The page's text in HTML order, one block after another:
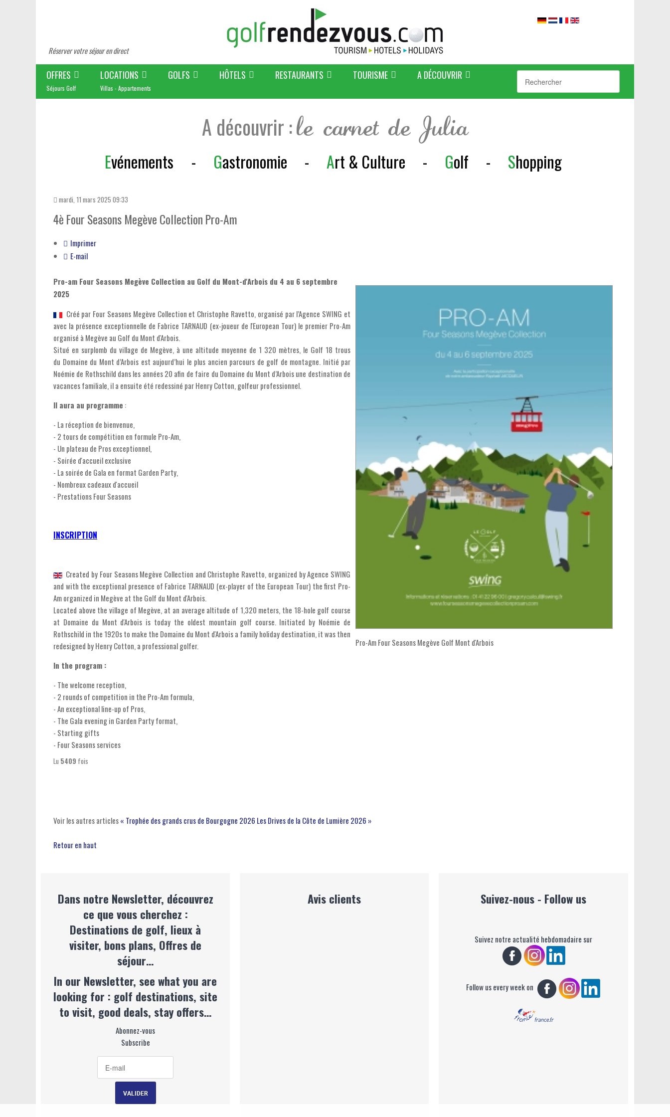
Réserver votre séjour en direct
OFFRES
Séjours Golf
LOCATIONS
Villas - Appartements
GOLFS HÔTELS RESTAURANTS TOURISME A DÉCOUVRIR
A découvrir : le carnet de Julia
Evénements - Gastronomie - Art & Culture - Golf - Shopping
mardi, 11 mars 2025 09:33
4è Four Seasons Megève Collection Pro-Am
Imprimer
E-mail
Pro-Am Four Seasons Megève Golf Mont d'Arbois
Pro-am Four Seasons Megève Collection au Golf du Mont-d'Arbois du 4 au 6 septembre
2025
Créé par Four Seasons Megève Collection et Christophe Ravetto, organisé par l’Agence SWING et
avec la présence exceptionnelle de Fabrice TARNAUD (ex-joueur de l'European Tour) le premier Pro-Am
organisé à Megève au Golf du Mont d'Arbois.
Situé en surplomb du village de Megève, à une altitude moyenne de 1 320 mètres, le Golf 18 trous
du Domaine du Mont d’Arbois est aujourd’hui le plus ancien parcours de golf de montagne. Initié par
Noémie de Rothschild dans les années 20 afin de faire du Domaine du Mont d’Arbois une destination de
vacances familiale, il a ensuite été redessiné par Henry Cotton, golfeur professionnel.
Il aura au programme :
- La réception de bienvenue,
- 2 tours de compétition en formule Pro-Am,
- Un plateau de Pros exceptionnel,
- Soirée d'accueil exclusive
- La soirée de Gala en format Garden Party,
- Nombreux cadeaux d'accueil
- Prestations Four Seasons
INSCRIPTION
Created by Four Seasons Megève Collection and Christophe Ravetto, organized by Agence SWING
and with the exceptional presence of Fabrice TARNAUD (ex-player of the European Tour) the first Pro-
Am organized in Megève at the Golf du Mont d'Arbois.
Located above the village of Megève, at an average altitude of 1,320 meters, the 18-hole golf course
at Domaine du Mont d'Arbois is today the oldest mountain golf course. Initiated by Noémie de
Rothschild in the 1920s to make the Domaine du Mont d'Arbois a family holiday destination, it was then
redesigned by Henry Cotton, a professional golfer.
In the program :
- The welcome reception,
- 2 rounds of competition in the Pro-Am formula,
- An exceptional line-up of Pros,
- The Gala evening in Garden Party format,
- Starting gifts
- Four Seasons services
Lu 5409 fois
Voir les autres articles« Trophée des grands crus de Bourgogne 2026 Les Drives de la Côte de Lumière 2026 »
Retour en haut
Dans notre Newsletter, découvrez
ce que vous cherchez :
Destinations de golf, lieux à
visiter, bons plans, Offres de
séjour…
In our Newsletter, see what you are
looking for : golf destinations, site
to visit, good deals, stay offers…
Abonnez-vous
Subscribe
Avis clients Suivez-nous - Follow us
Suivez notre actualité hebdomadaire sur
Follow us every week on